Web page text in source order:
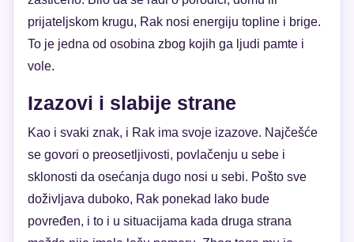
prijateljskom krugu, Rak nosi energiju topline i brige.
To je jedna od osobina zbog kojih ga ljudi pamte i
vole.
Izazovi i slabije strane
Kao i svaki znak, i Rak ima svoje izazove. Najčešće
se govori o preosetljivosti, povlačenju u sebe i
sklonosti da osećanja dugo nosi u sebi. Pošto sve
doživljava duboko, Rak ponekad lako bude
povređen, i to i u situacijama kada druga strana